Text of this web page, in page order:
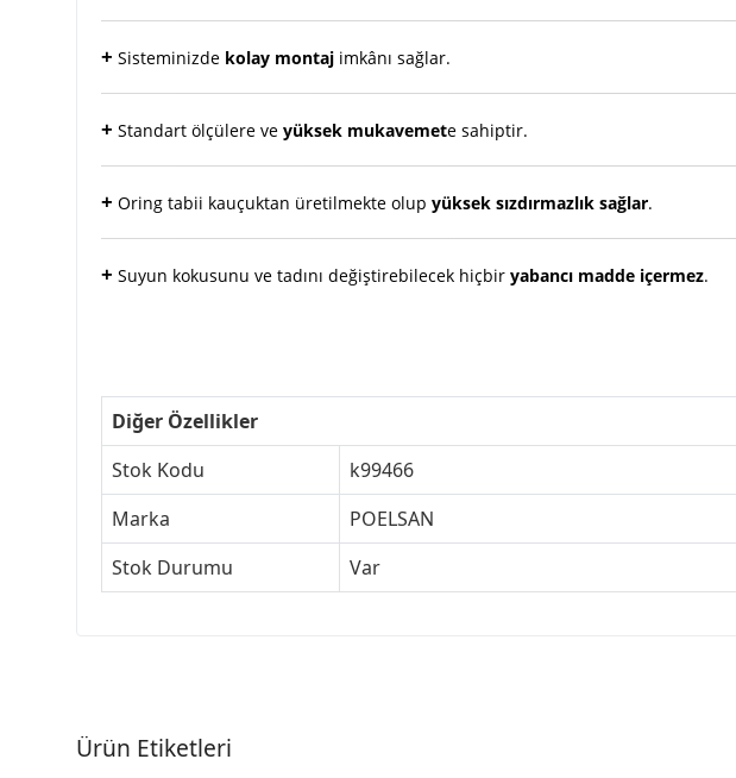
+ Sisteminizde kolay montaj imkânı sağlar.
+ Standart ölçülere ve yüksek mukavemete sahiptir.
+ Oring tabii kauçuktan üretilmekte olup yüksek sızdırmazlık sağlar.
+ Suyun kokusunu ve tadını değiştirebilecek hiçbir yabancı madde içermez.
Diğer Özellikler
Stok Kodu
k99466
Marka
POELSAN
Stok Durumu
Var
Ürün Etiketleri